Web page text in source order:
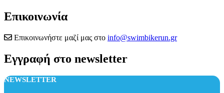
Επικοινωνία
Επικοινωνήστε μαζί μας στο info@swimbikerun.gr
Εγγραφή στο newsletter
NEWSLETTER